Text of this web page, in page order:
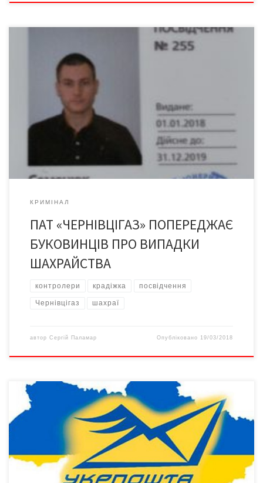
ПАТ «Чернівцігаз» звертається до споживачів блакитного
палива з проханням бути обачними та не допускати сторонніх
осіб в оселі. За попередньою інформацією, сьогодні, 19
березня 2018 року, під виглядом працівників газової служби,
шахраї потрапили в помешкання літньої жительки м. Чернівці
та здійснили крадіжку. Щоб не стати черговою жертвою
злочину, при виявленні […]
КРИМІНАЛ
ПАТ «ЧЕРНІВЦІГАЗ» ПОПЕРЕДЖАЄ
БУКОВИНЦІВ ПРО ВИПАДКИ
ШАХРАЙСТВА
контролери крадіжка посвідчення
Чернівцігаз шахраї
автор Сергій Паламар Опубліковано 19/03/2018
Останнім часом почастішали випадки використання назви
УДППЗ «Укрпошта» та елементів корпоративного стилю
підприємства для шахрайства. В Інтернеті існують кілька
шахрайських сайтів, які, прикриваючись корпоративною
символікою державного підприємства поштового зв’язку
«Укрпошта», пропонують сумнівні послуги, роботу зі
склеювання конвертів, а також намагаються збирати